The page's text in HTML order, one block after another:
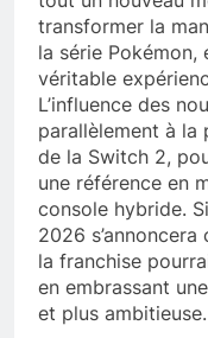
transformer la
la série Pokémon,
véritable
L’influence des
parallèlement à la
de la Switch 2,
une référence en
console hybride.
2026
la franchise
en embrassant
et plus ambitieuse.